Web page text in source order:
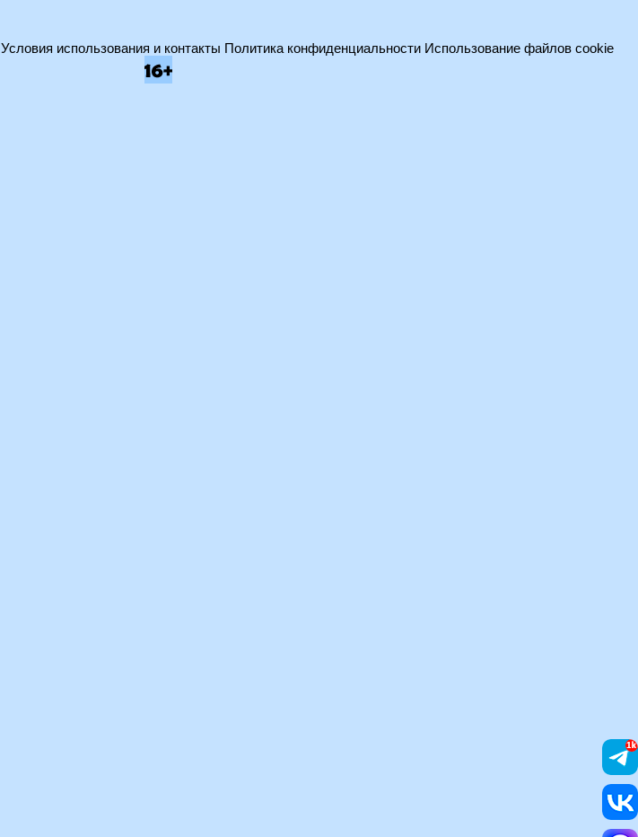
Условия использования и контакты Политика конфиденциальности Использование файлов cookie